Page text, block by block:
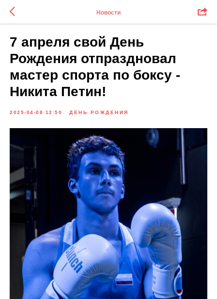
Новости
7 апреля свой День
Рождения отпраздновал
мастер спорта по боксу -
Никита Петин!
2025-04-08 12:50 ДЕНЬ РОЖДЕНИЯ